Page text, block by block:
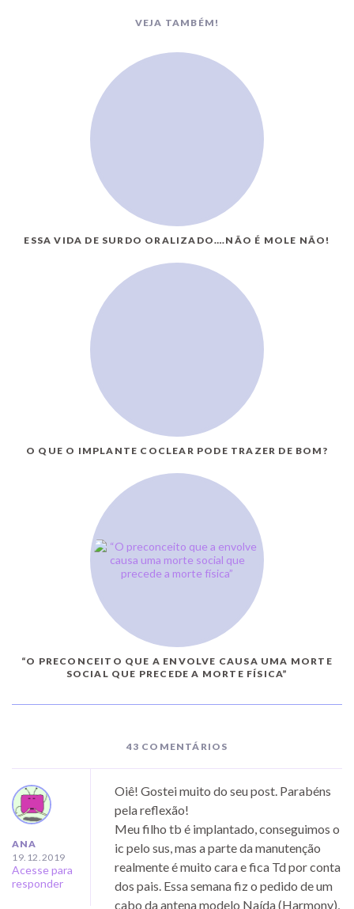
VEJA TAMBÉM!
ESSA VIDA DE SURDO ORALIZADO….NÃO É MOLE NÃO!
O QUE O IMPLANTE COCLEAR PODE TRAZER DE BOM?
“O PRECONCEITO QUE A ENVOLVE CAUSA UMA MORTE
SOCIAL QUE PRECEDE A MORTE FÍSICA”
43 COMENTÁRIOS
ANA
19.12.2019
Acesse para
responder
Oiê! Gostei muito do seu post. Parabéns
pela reflexão!
Meu filho tb é implantado, conseguimos o
ic pelo sus, mas a parte da manutenção
realmente é muito cara e fica Td por conta
dos pais. Essa semana fiz o pedido de um
cabo da antena modelo Naída (Harmony),